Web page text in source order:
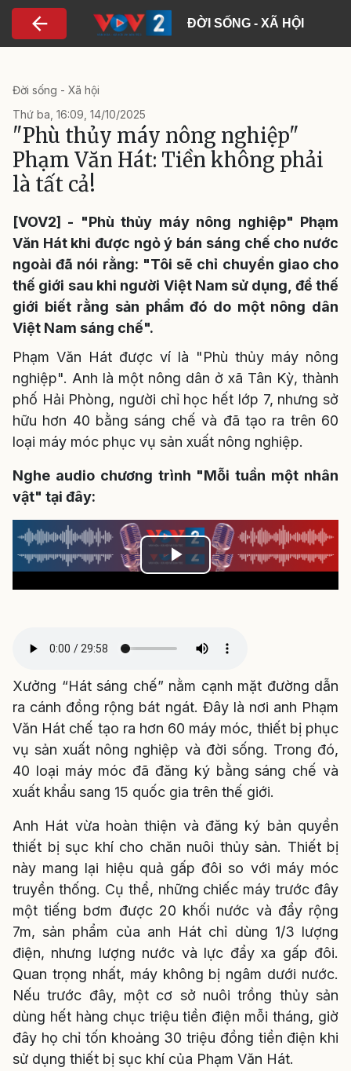
Nhảy đến nội dung
ĐỜI SỐNG - XÃ HỘI
Đời sống - Xã hội
Thứ ba, 16:09, 14/10/2025
"Phù thủy máy nông nghiệp"
Phạm Văn Hát: Tiền không phải
là tất cả!
[VOV2] - "Phù thủy máy nông nghiệp" Phạm
Văn Hát khi được ngỏ ý bán sáng chế cho nước
ngoài đã nói rằng: "Tôi sẽ chỉ chuyển giao cho
thế giới sau khi người Việt Nam sử dụng, để thế
giới biết rằng sản phẩm đó do một nông dân
Việt Nam sáng chế".
Phạm Văn Hát được ví là "Phù thủy máy nông
nghiệp". Anh là một nông dân ở xã Tân Kỳ, thành
phố Hải Phòng, người chỉ học hết lớp 7, nhưng sở
hữu hơn 40 bằng sáng chế và đã tạo ra trên 60
loại máy móc phục vụ sản xuất nông nghiệp.
Nghe audio chương trình "Mỗi tuần một nhân
vật" tại đây:
Play
Xưởng “Hát sáng chế” nằm cạnh mặt đường dẫn
ra cánh đồng rộng bát ngát. Đây là nơi anh Phạm
Văn Hát chế tạo ra hơn 60 máy móc, thiết bị phục
vụ sản xuất nông nghiệp và đời sống. Trong đó,
40 loại máy móc đã đăng ký bằng sáng chế và
xuất khẩu sang 15 quốc gia trên thế giới.
Anh Hát vừa hoàn thiện và đăng ký bản quyền
thiết bị sục khí cho chăn nuôi thủy sản. Thiết bị
này mang lại hiệu quả gấp đôi so với máy móc
truyền thống. Cụ thể, những chiếc máy trước đây
một tiếng bơm được 20 khối nước và đẩy rộng
7m, sản phẩm của anh Hát chỉ dùng 1/3 lượng
điện, nhưng lượng nước và lực đẩy xa gấp đôi.
Quan trọng nhất, máy không bị ngâm dưới nước.
Nếu trước đây, một cơ sở nuôi trồng thủy sản
dùng hết hàng chục triệu tiền điện mỗi tháng, giờ
đây họ chỉ tốn khoảng 30 triệu đồng tiền điện khi
sử dụng thiết bị sục khí của Phạm Văn Hát.